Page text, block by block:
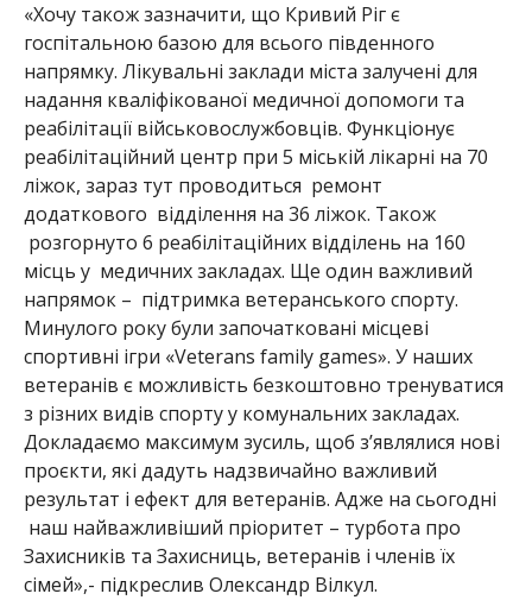
«Хочу також зазначити, що Кривий Ріг є
госпітальною базою для всього південного
напрямку. Лікувальні заклади міста залучені для
надання кваліфікованої медичної допомоги та
реабілітації військовослужбовців. Функціонує
реабілітаційний центр при 5 міській лікарні на 70
ліжок, зараз тут проводиться ремонт
додаткового відділення на 36 ліжок. Також
розгорнуто 6 реабілітаційних відділень на 160
місць у медичних закладах. Ще один важливий
напрямок – підтримка ветеранського спорту.
Минулого року були започатковані місцеві
спортивні ігри «Veterans family games». У наших
ветеранів є можливість безкоштовно тренуватися
з різних видів спорту у комунальних закладах.
Докладаємо максимум зусиль, щоб з’являлися нові
проєкти, які дадуть надзвичайно важливий
результат і ефект для ветеранів. Адже на сьогодні
наш найважливіший пріоритет – турбота про
Захисників та Захисниць, ветеранів і членів їх
сімей»,- підкреслив Олександр Вілкул.